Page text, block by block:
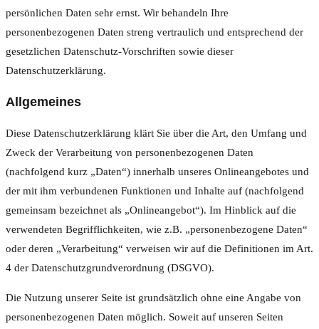
persönlichen Daten sehr ernst. Wir behandeln Ihre
personenbezogenen Daten streng vertraulich und entsprechend der
gesetzlichen Datenschutz-Vorschriften sowie dieser
Datenschutzerklärung.
Allgemeines
Diese Datenschutzerklärung klärt Sie über die Art, den Umfang und
Zweck der Verarbeitung von personenbezogenen Daten
(nachfolgend kurz „Daten“) innerhalb unseres Onlineangebotes und
der mit ihm verbundenen Funktionen und Inhalte auf (nachfolgend
gemeinsam bezeichnet als „Onlineangebot“). Im Hinblick auf die
verwendeten Begrifflichkeiten, wie z.B. „personenbezogene Daten“
oder deren „Verarbeitung“ verweisen wir auf die Definitionen im Art.
4 der Datenschutzgrundverordnung (DSGVO).
Die Nutzung unserer Seite ist grundsätzlich ohne eine Angabe von
personenbezogenen Daten möglich. Soweit auf unseren Seiten